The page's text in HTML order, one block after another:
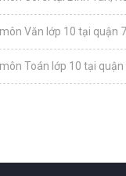
Văn lớp 10 tại quận
Toán lớp 10 tại quận